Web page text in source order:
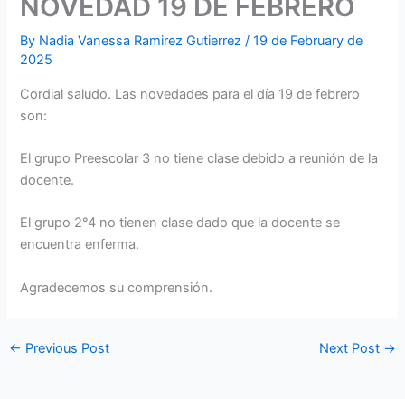
NOVEDAD 19 DE FEBRERO
By Nadia Vanessa Ramirez Gutierrez/19 de February de
2025
Cordial saludo. Las novedades para el día 19 de febrero
son:
El grupo Preescolar 3 no tiene clase debido a reunión de la
docente.
El grupo 2°4 no tienen clase dado que la docente se
encuentra enferma.
Agradecemos su comprensión.
← Previous Post Next Post →